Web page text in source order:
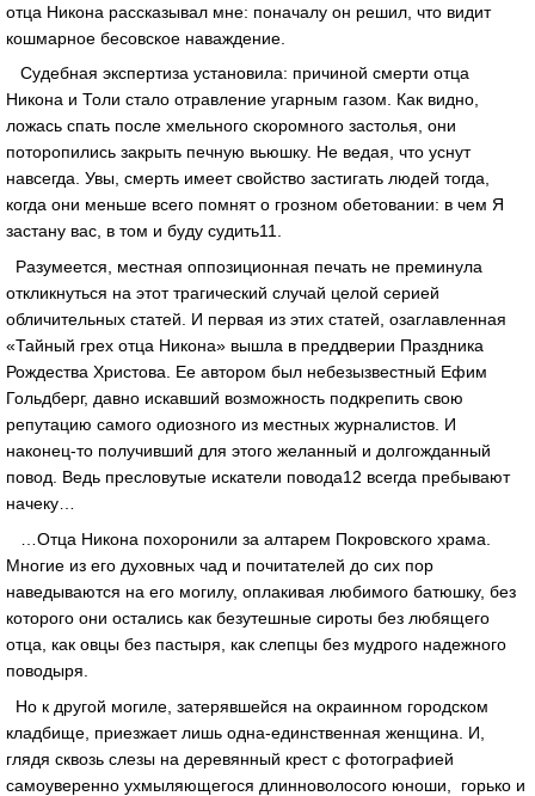
отца Никона рассказывал мне: поначалу он решил, что видит
кошмарное бесовское наваждение.
Судебная экспертиза установила: причиной смерти отца
Никона и Толи стало отравление угарным газом. Как видно,
ложась спать после хмельного скоромного застолья, они
поторопились закрыть печную вьюшку. Не ведая, что уснут
навсегда. Увы, смерть имеет свойство застигать людей тогда,
когда они меньше всего помнят о грозном обетовании: в чем Я
застану вас, в том и буду судить11.
Разумеется, местная оппозиционная печать не преминула
откликнуться на этот трагический случай целой серией
обличительных статей. И первая из этих статей, озаглавленная
«Тайный грех отца Никона» вышла в преддверии Праздника
Рождества Христова. Ее автором был небезызвестный Ефим
Гольдберг, давно искавший возможность подкрепить свою
репутацию самого одиозного из местных журналистов. И
наконец-то получивший для этого желанный и долгожданный
повод. Ведь пресловутые искатели повода12 всегда пребывают
начеку…
…Отца Никона похоронили за алтарем Покровского храма.
Многие из его духовных чад и почитателей до сих пор
наведываются на его могилу, оплакивая любимого батюшку, без
которого они остались как безутешные сироты без любящего
отца, как овцы без пастыря, как слепцы без мудрого надежного
поводыря.
Но к другой могиле, затерявшейся на окраинном городском
кладбище, приезжает лишь одна-единственная женщина. И,
глядя сквозь слезы на деревянный крест с фотографией
самоуверенно ухмыляющегося длинноволосого юноши, горько и